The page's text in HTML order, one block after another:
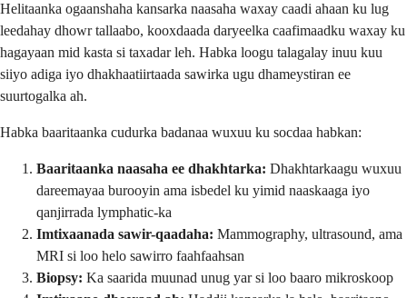
Helitaanka ogaanshaha kansarka naasaha waxay caadi ahaan ku lug
leedahay dhowr tallaabo, kooxdaada daryeelka caafimaadku waxay ku
hagayaan mid kasta si taxadar leh. Habka loogu talagalay inuu kuu
siiyo adiga iyo dhakhaatiirtaada sawirka ugu dhameystiran ee
suurtogalka ah.
Habka baaritaanka cudurka badanaa wuxuu ku socdaa habkan:
Baaritaanka naasaha ee dhakhtarka: Dhakhtarkaagu wuxuu
dareemayaa burooyin ama isbedel ku yimid naaskaaga iyo
qanjirrada lymphatic-ka
Imtixaanada sawir-qaadaha: Mammography, ultrasound, ama
MRI si loo helo sawirro faahfaahsan
Biopsy: Ka saarida muunad unug yar si loo baaro mikroskoop